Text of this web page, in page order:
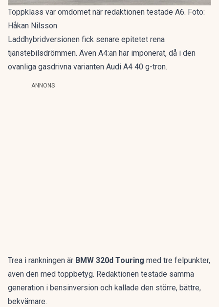
Toppklass var omdömet när redaktionen testade A6. Foto:
Håkan Nilsson
Laddhybridversionen fick senare epitetet rena
tjänstebilsdrömmen. Även A4:an har imponerat, då i den
ovanliga gasdrivna varianten Audi A4 40 g-tron.
ANNONS
Trea i rankningen är BMW 320d Touring med tre felpunkter,
även den med toppbetyg. Redaktionen testade samma
generation i bensinversion och kallade den större, bättre,
bekvämare.